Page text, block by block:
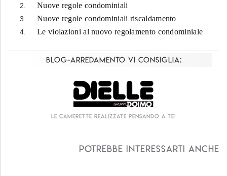
Nuove regole condominiali
Nuove regole condominiali riscaldamento
Le violazioni al nuovo regolamento condominiale
Blog-Arredamento vi consiglia:
Le camerette realizzate pensando a te!
Potrebbe interessarti anche